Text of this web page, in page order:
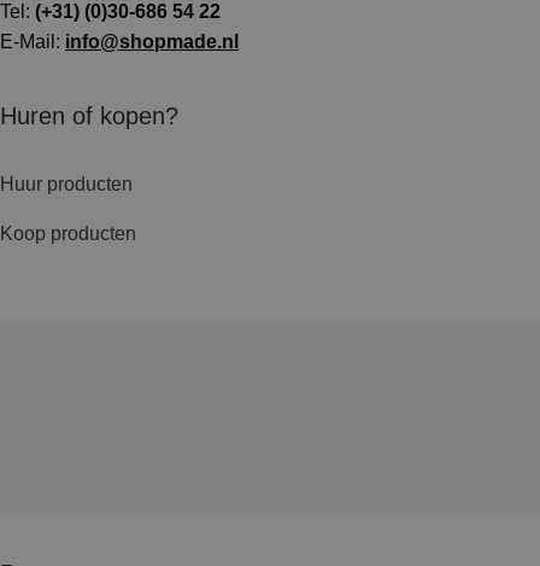
Tel: (+31) (0)30-686 54 22
E-Mail: info@shopmade.nl
Huren of kopen?
Huur producten
Koop producten